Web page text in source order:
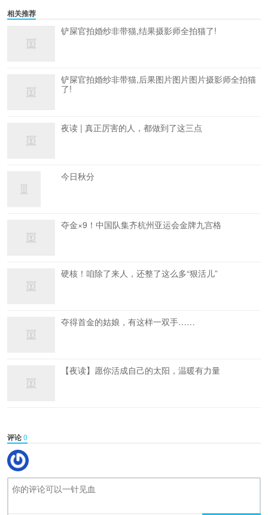
相关推荐
铲屎官拍婚纱非带猫,结果摄影师全拍猫了!
铲屎官拍婚纱非带猫,后果图片图片图片摄影师全拍猫
了!
夜读 | 真正厉害的人，都做到了这三点
今日秋分
夺金×9！中国队集齐杭州亚运会金牌九宫格
硬核！咱除了来人，还整了这么多“狠活儿”
夺得首金的姑娘，有这样一双手……
【夜读】愿你活成自己的太阳，温暖有力量
评论0